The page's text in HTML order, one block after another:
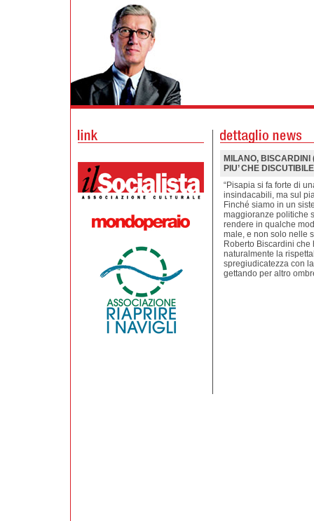
MILANO, BISCARDINI
PIU’ CHE DISCUTIBILE
“Pisapia si fa forte di
insindacabili, ma sul
Finché siamo in un
maggioranze politiche
rendere in qualche
male, e non solo nelle
Roberto Biscardini che
naturalmente la
spregiudicatezza con
gettando per altro